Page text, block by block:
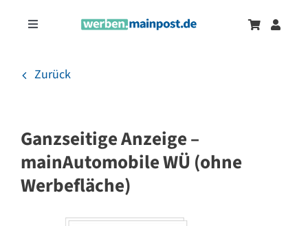
InhaltToggle
Onlinewerbung
Zurück
Ganzseitige Anzeige –
mainAutomobile WÜ (ohne
Werbefläche)